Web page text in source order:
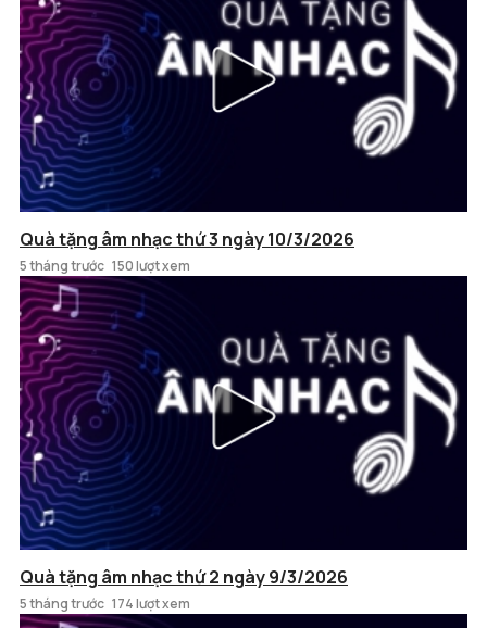
Quà tặng âm nhạc thứ 3 ngày 10/3/2026
5 tháng trước 150 lượt xem
Quà tặng âm nhạc thứ 2 ngày 9/3/2026
5 tháng trước 174 lượt xem